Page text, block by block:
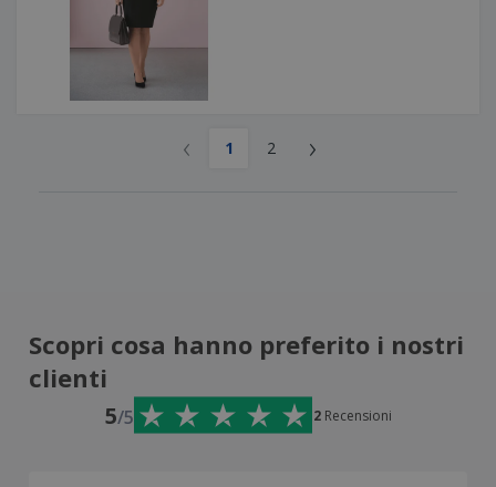
‹ 1 2 ›
Scopri cosa hanno preferito i nostri
clienti
5/5 2 Recensioni